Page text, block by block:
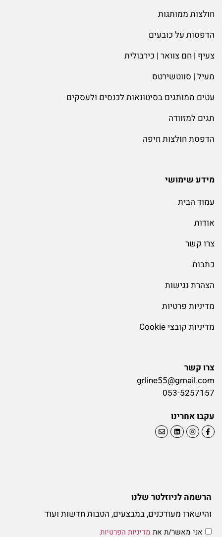
חולצות ממותגות
הדפסות על כובעים
צעיף | חם צוואר | כירבולית
מעיל | סווטשירטס
עטים ממותגים בסיטונאות לכנסים ולעסקים
תגים למזוודה
הדפסת חולצות חיפה
מידע שימושי
עמוד הבית
אודות
צרו קשר
כתבות
הצהרת נגישות
מדיניות פרטיות
מדיניות קובצי Cookie
צרו קשר
grline55@gmail.com
053-5257157
עקבו אחרינו
הרשמה לניוזלטר שלנו
והישארו מעודכנים, במבצעים, הטבות חדשות ועוד
אני מאשר/ת את מדיניות הפרטיות